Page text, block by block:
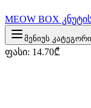
MEOW BOX
მენიუს
ფასი: 14.70₾